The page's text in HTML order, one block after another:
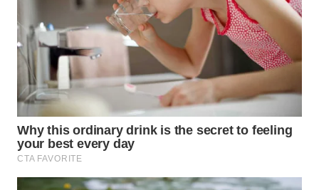
WN
SIMALUNGUN
WN
LABUHANBATU
WN
TAPANULI
TENGAH